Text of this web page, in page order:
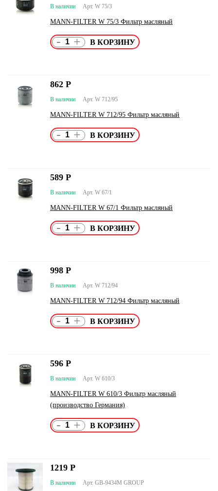
Арт. W 75/3
В наличии
MANN-FILTER W 75/3 Фильтр масляный
- +
Арт. W 712/95
В наличии
MANN-FILTER W 712/95 Фильтр масляный
862 Р
- +
Арт. W 67/1
В наличии
MANN-FILTER W 67/1 Фильтр масляный
589 Р
- +
Арт. W 712/94
В наличии
MANN-FILTER W 712/94 Фильтр масляный
998 Р
- +
Арт. W 610/3
В наличии
MANN-FILTER W 610/3 Фильтр масляный
(производство Германия)
596 Р
- +
Арт. GB-9434M GROUP
В наличии
1219 Р